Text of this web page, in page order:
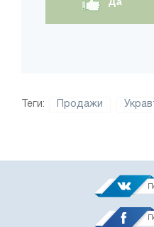
Теги: Продажи